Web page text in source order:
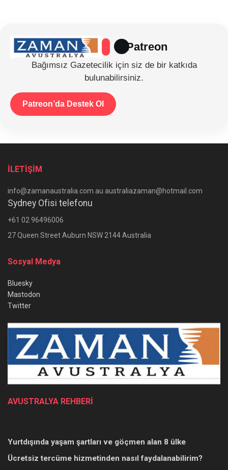
Patreon
Bağımsız Gazetecilik için siz de bir katkıda
bulunabilirsiniz.
Patreon’da Destek Ol
İLETİŞİM
info@zamanaustralia.com.au australiazaman@hotmail.com
Sydney Ofisi telefonu
+61 02 96496006
27 Queen Street Auburn NSW 2144 Australia
Sosyal Medya
Bluesky
Mastodon
Twitter
AVUSTRALYA REHBERİ
Yurtdışında yaşam şartları ve göçmen alan 8 ülke
Ücretsiz tercüme hizmetinden nasıl faydalanabilirim?